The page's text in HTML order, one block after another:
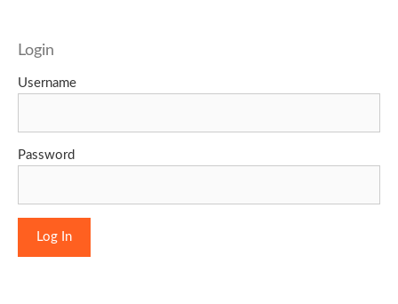
Login
Username
Password